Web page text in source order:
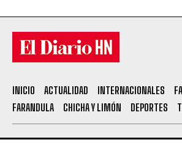
INICIO ACTUALIDAD INTERNACIONALES
FARANDULA
CHICHA Y LIMÓN DEPORTES